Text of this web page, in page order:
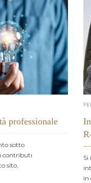
professionale
sotto
contributi
sito,
Si
in